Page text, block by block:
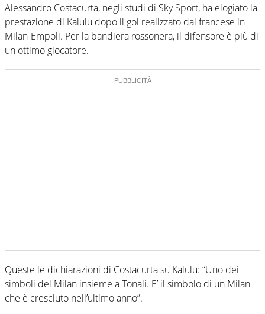
Alessandro Costacurta, negli studi di Sky Sport, ha elogiato la
prestazione di Kalulu dopo il gol realizzato dal francese in
Milan-Empoli. Per la bandiera rossonera, il difensore è più di
un ottimo giocatore.
Queste le dichiarazioni di Costacurta su Kalulu: “Uno dei
simboli del Milan insieme a Tonali. E’ il simbolo di un Milan
che è cresciuto nell’ultimo anno”.